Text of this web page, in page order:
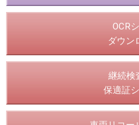
OCR
ダウン
継続検
保適証